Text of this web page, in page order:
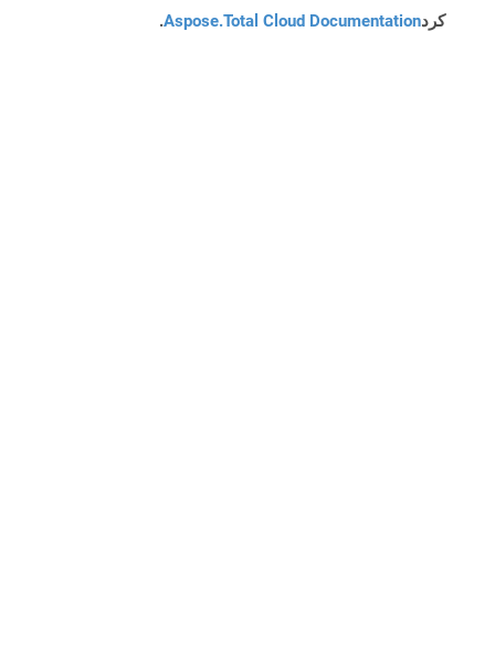
کردAspose.Total Cloud Documentation
.